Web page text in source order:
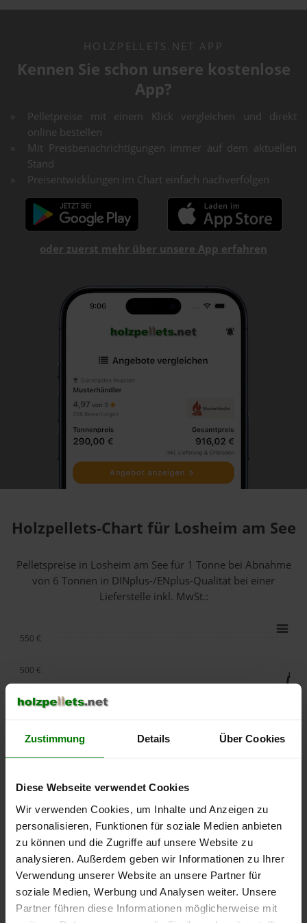
Zustimmung Details Über Cookies
Diese Webseite verwendet Cookies
Wir verwenden Cookies, um Inhalte und Anzeigen zu
personalisieren, Funktionen für soziale Medien anbieten
zu können und die Zugriffe auf unsere Website zu
analysieren. Außerdem geben wir Informationen zu Ihrer
Verwendung unserer Website an unsere Partner für
soziale Medien, Werbung und Analysen weiter. Unsere
Partner führen diese Informationen möglicherweise mit
HOLZPELLETS.NET APP
Kennen Sie schon unsere kostenlose
App?
Pelletpreise mit einem Klick vergleichen und direkt
online bestellen
Mit Preisbenachrichtigungen immer auf dem aktuellen
Stand
Preisentwicklungen im Chart einfach nachverfolgen
oder zuerst mehr über unsere App erfahren
Holzpellets-Chart für Losheim am See
Pelletspreise in Losheim am See für 1 Tonne bei Abnahme
von 6 Tonnen in DINplus-/ENplus-Qualität bei einer
Lieferstelle inkl. MwSt.:
lose Ware
September
2025
Januar
2026
Mai
2026
250 €
400 €
450 €
500 €
550 €
Die aktuelle Preisentwicklung für Holzpellets in Deutschland
können Sie jederzeit auf unsererPelletspreise-Seite